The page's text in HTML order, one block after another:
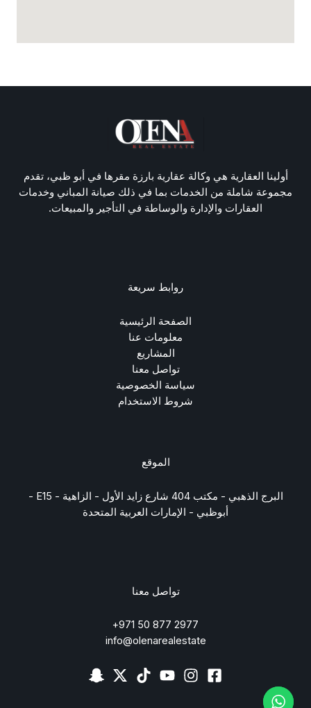
أولينا العقارية هي وكالة عقارية بارزة مقرها في أبو ظبي، تقدم
مجموعة شاملة من الخدمات بما في ذلك صيانة المباني وخدمات
العقارات والإدارة والوساطة في التأجير والمبيعات.
روابط سريعة
الصفحة الرئيسية
معلومات عنا
المشاريع
تواصل معنا
سياسة الخصوصية
شروط الاستخدام
الموقع
البرج الذهبي - مكتب 404 شارع زايد الأول - الزاهية - E15 -
أبوظبي - الإمارات العربية المتحدة
تواصل معنا
2977 877 50 971+
info@olenarealestate